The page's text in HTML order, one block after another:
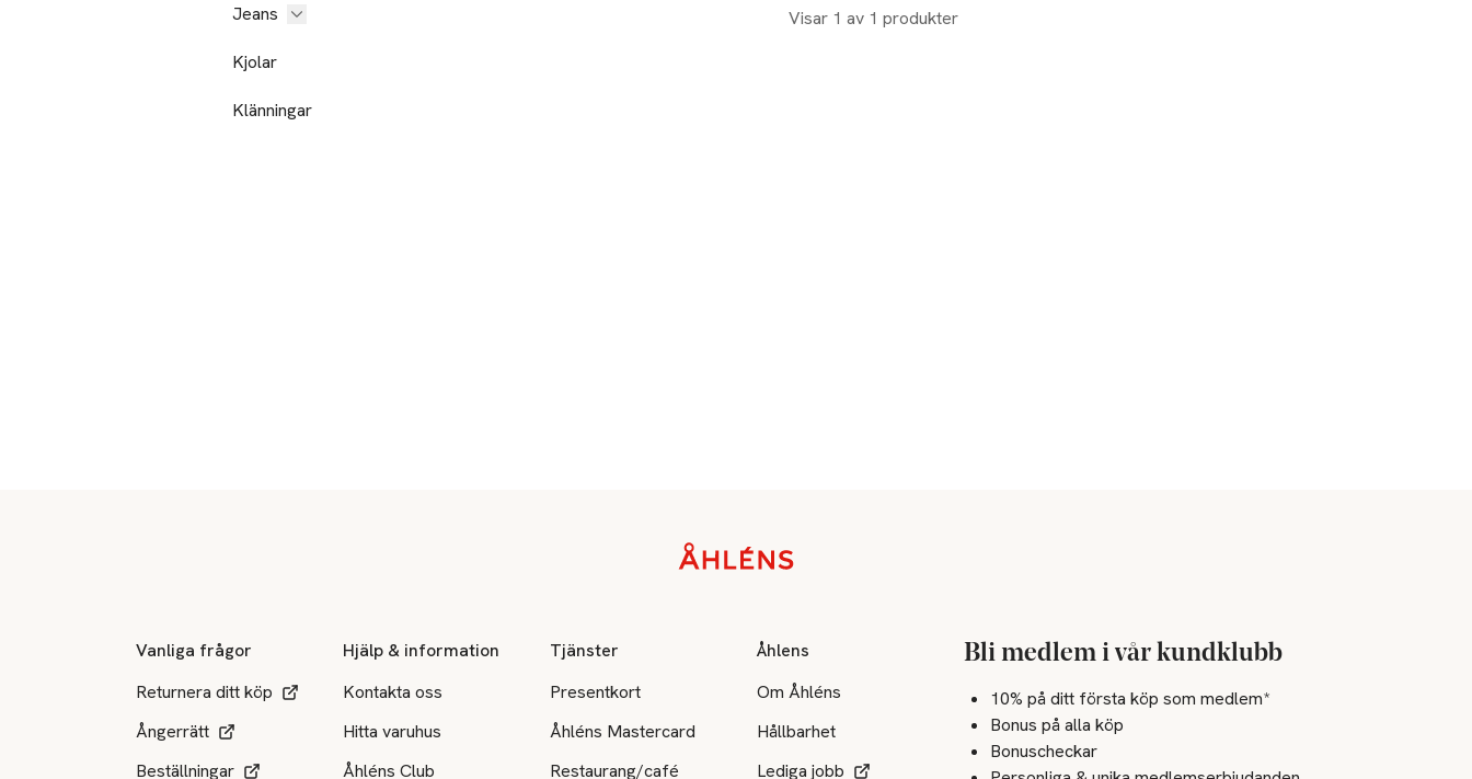
Jeans
Kjolar
Klänningar
Visar 1 av 1 produkter
Vanliga frågor
Returnera ditt köp
Ångerrätt
Beställningar
Hjälp & information
Kontakta oss
Hitta varuhus
Åhléns Club
Tjänster
Presentkort
Åhléns Mastercard
Restaurang/café
Åhlens
Om Åhléns
Hållbarhet
Lediga jobb
Bli medlem i vår kundklubb
10% på ditt första köp som medlem*
Bonus på alla köp
Bonuscheckar